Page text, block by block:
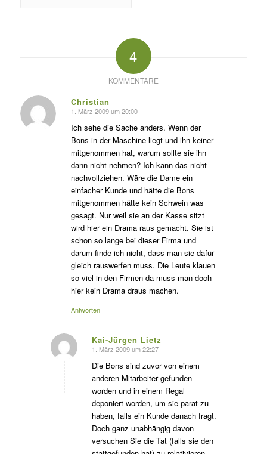
4
KOMMENTARE
Christian
s
agte:
1. März 2009 um 20:00
Ich sehe die Sache anders. Wenn der
Bons in der Maschine liegt und ihn keiner
mitgenommen hat, warum sollte sie ihn
dann nicht nehmen? Ich kann das nicht
nachvollziehen. Wäre die Dame ein
einfacher Kunde und hätte die Bons
mitgenommen hätte kein Schwein was
gesagt. Nur weil sie an der Kasse sitzt
wird hier ein Drama raus gemacht. Sie ist
schon so lange bei dieser Firma und
darum finde ich nicht, dass man sie dafür
gleich rauswerfen muss. Die Leute klauen
so viel in den Firmen da muss man doch
hier kein Drama draus machen.
Antworten
Kai-Jürgen Lietz
s
1. März 2009 um 22:27
Die Bons sind zuvor von einem
anderen Mitarbeiter gefunden
worden und in einem Regal
deponiert worden, um sie parat zu
haben, falls ein Kunde danach fragt.
Doch ganz unabhängig davon
versuchen Sie die Tat (falls sie den